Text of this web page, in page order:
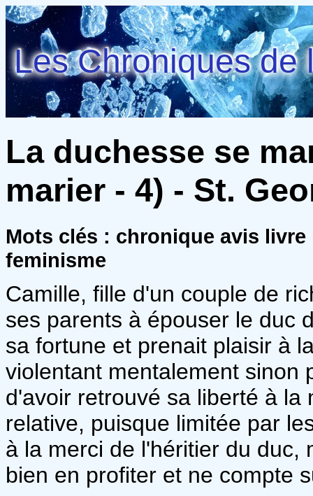
Les Chroniques de
La duchesse se
marier - 4) - St.
Mots clés : chronique avis
feminisme
Camille, fille d'un couple de
ses parents à épouser le duc
sa fortune et prenait plaisir à
violentant mentalement sinon
d'avoir retrouvé sa liberté à
relative, puisque limitée par
à la merci de l'héritier du duc,
bien en profiter et ne compte